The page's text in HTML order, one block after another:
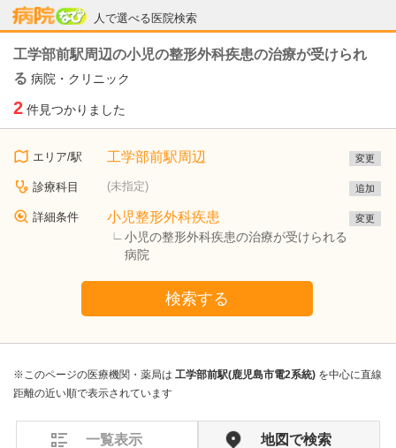
人で選べる医院検索
病院なび
工学部前駅周辺の小児の整形外科疾患の治療が受けられ
る 病院・クリニック
2 件見つかりました
エリア/駅 工学部前駅周辺 変更
診療科目 (未指定) 追加
詳細条件 小児整形外科疾患
小児の整形外科疾患の治療が受けられる
病院
変更
検索する
※このページの医療機関・薬局は 工学部前駅(鹿児島市電2系統) を中心に直線
距離の近い順で表示されています
一覧表示 地図で検索